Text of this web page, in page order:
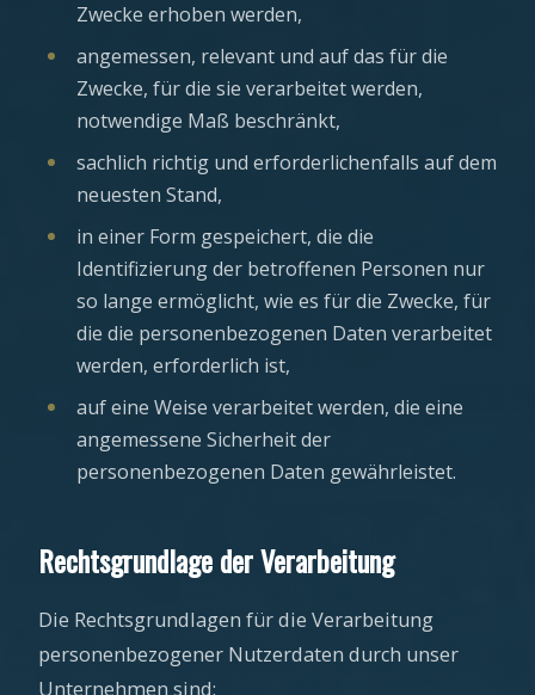
Zwecke erhoben werden,
angemessen, relevant und auf das für die
Zwecke, für die sie verarbeitet werden,
notwendige Maß beschränkt,
sachlich richtig und erforderlichenfalls auf dem
neuesten Stand,
in einer Form gespeichert, die die
Identifizierung der betroffenen Personen nur
so lange ermöglicht, wie es für die Zwecke, für
die die personenbezogenen Daten verarbeitet
werden, erforderlich ist,
auf eine Weise verarbeitet werden, die eine
angemessene Sicherheit der
personenbezogenen Daten gewährleistet.
Rechtsgrundlage der Verarbeitung
Die Rechtsgrundlagen für die Verarbeitung
personenbezogener Nutzerdaten durch unser
Unternehmen sind: